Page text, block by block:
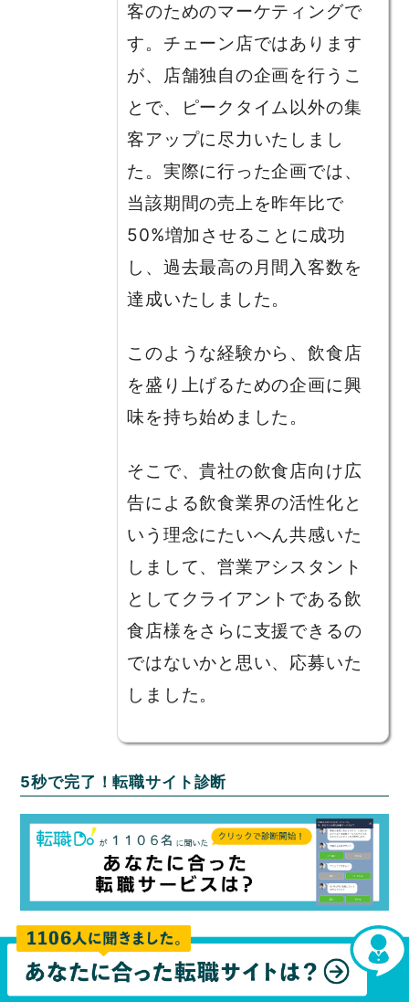
客のためのマーケティングで
す。チェーン店ではあります
が、店舗独自の企画を行うこ
とで、ピークタイム以外の集
客アップに尽力いたしまし
た。実際に行った企画では、
当該期間の売上を昨年比で
50%増加させることに成功
し、過去最高の月間入客数を
達成いたしました。
このような経験から、飲食店
を盛り上げるための企画に興
味を持ち始めました。
そこで、貴社の飲食店向け広
告による飲食業界の活性化と
いう理念にたいへん共感いた
しまして、営業アシスタント
としてクライアントである飲
食店様をさらに支援できるの
ではないかと思い、応募いた
しました。
5秒で完了！転職サイト診断
このページを共有する